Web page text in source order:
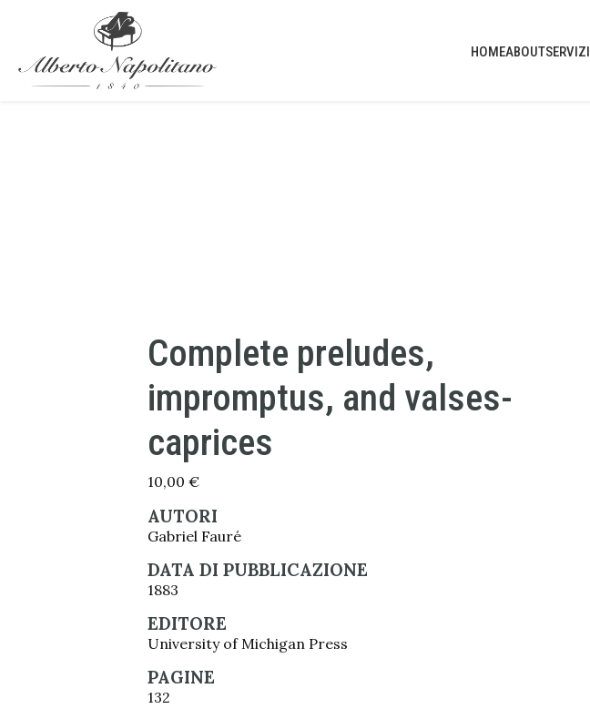
HOMEABOUTSERVIZI
Complete preludes,
impromptus, and valses-
caprices
10,00 €
AUTORI
Gabriel Fauré
DATA DI PUBBLICAZIONE
1883
EDITORE
University of Michigan Press
PAGINE
132